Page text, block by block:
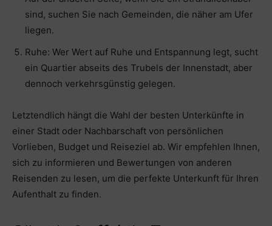
sind, suchen Sie nach Gemeinden, die näher am Ufer
liegen.
Ruhe: Wer Wert auf Ruhe und Entspannung legt, sucht
ein Quartier abseits des Trubels der Innenstadt, aber
dennoch verkehrsgünstig gelegen.
Letztendlich hängt die Wahl der besten Unterkünfte in
einer Stadt oder Nachbarschaft von persönlichen
Vorlieben, Budget und Reiseziel ab. Wir empfehlen Ihnen,
sich zu informieren und Bewertungen von anderen
Reisenden zu lesen, um die perfekte Unterkunft für Ihren
Aufenthalt zu finden.